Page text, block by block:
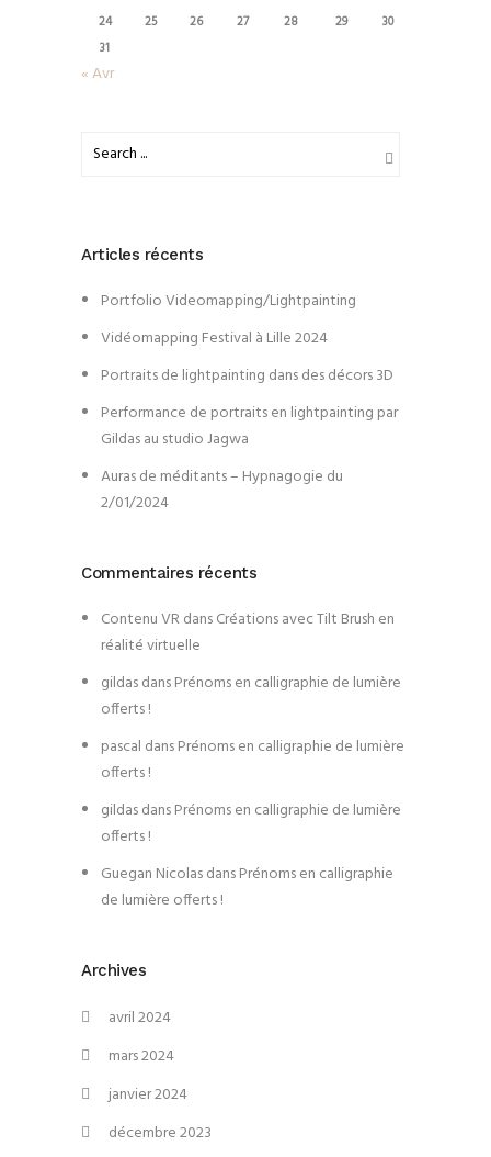
24
25 26 27 28 29
30
31
« Avr
Articles récents
Portfolio Videomapping/Lightpainting
Vidéomapping Festival à Lille 2024
Portraits de lightpainting dans des décors 3D
Performance de portraits en lightpainting par
Gildas au studio Jagwa
Auras de méditants – Hypnagogie du
2/01/2024
Commentaires récents
Contenu VRdansCréations avec Tilt Brush en
réalité virtuelle
gildasdansPrénoms en calligraphie de lumière
offerts !
pascal dansPrénoms en calligraphie de lumière
offerts !
gildasdansPrénoms en calligraphie de lumière
offerts !
Guegan NicolasdansPrénoms en calligraphie
de lumière offerts !
Archives
avril 2024
mars 2024
janvier 2024
décembre 2023